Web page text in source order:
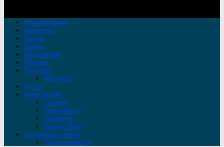
Нумерология
Аюрведа
Чакры
Карма
Медитации
Мантры
Ритуалы
Молитвы
Руны
Астрология
Сонник
Талисманы
Приметы
Карты Таро
Полезные статьи
Саморазвитие